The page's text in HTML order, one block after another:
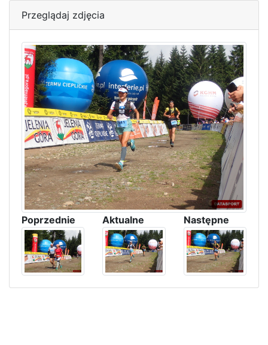
Przeglądaj zdjęcia
Poprzednie Aktualne Następne